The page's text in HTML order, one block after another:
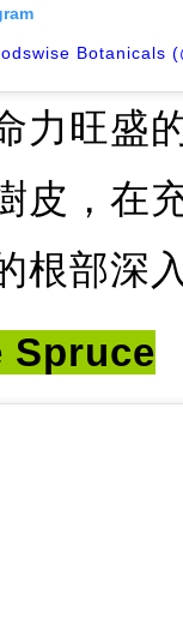
Botanicals
力旺盛
皮，在
根部深
Spruce